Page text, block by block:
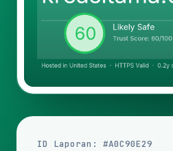
ID Laporan: #A0C90E29